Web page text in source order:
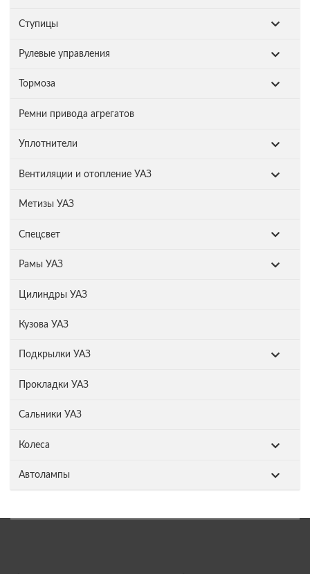
Ступицы
Рулевые управления
Тормоза
Ремни привода агрегатов
Уплотнители
Вентиляции и отопление УАЗ
Метизы УАЗ
Спецсвет
Рамы УАЗ
Цилиндры УАЗ
Кузова УАЗ
Подкрылки УАЗ
Прокладки УАЗ
Сальники УАЗ
Колеса
Автолампы